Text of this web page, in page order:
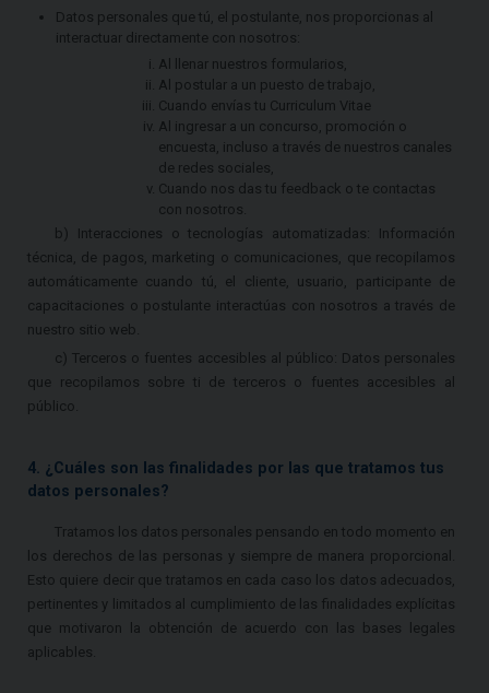
Datos personales que tú, el postulante, nos proporcionas al
interactuar directamente con nosotros:
Al llenar nuestros formularios,
Al postular a un puesto de trabajo,
Cuando envías tu Curriculum Vitae
Al ingresar a un concurso, promoción o
encuesta, incluso a través de nuestros canales
de redes sociales,
Cuando nos das tu feedback o te contactas
con nosotros.
b) Interacciones o tecnologías automatizadas: Información
técnica, de pagos, marketing o comunicaciones, que recopilamos
automáticamente cuando tú, el cliente, usuario, participante de
capacitaciones o postulante interactúas con nosotros a través de
nuestro sitio web.
c) Terceros o fuentes accesibles al público: Datos personales
que recopilamos sobre ti de terceros o fuentes accesibles al
público.
4. ¿Cuáles son las finalidades por las que tratamos tus
datos personales?
Tratamos los datos personales pensando en todo momento en
los derechos de las personas y siempre de manera proporcional.
Esto quiere decir que tratamos en cada caso los datos adecuados,
pertinentes y limitados al cumplimiento de las finalidades explícitas
que motivaron la obtención de acuerdo con las bases legales
aplicables.